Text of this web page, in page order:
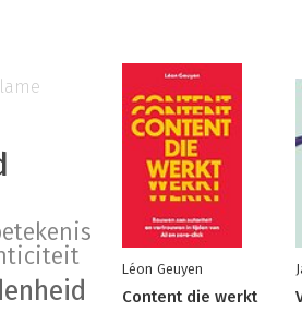
Léon Geuyen
Content die werkt